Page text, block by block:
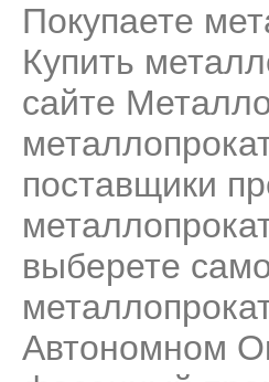
Покупаете
Купить
сайте
поставщики
выберете
Автономном